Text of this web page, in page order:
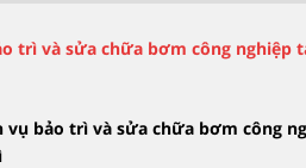
trì và sửa chữa bơm công
bảo trì và sửa chữa bơm công